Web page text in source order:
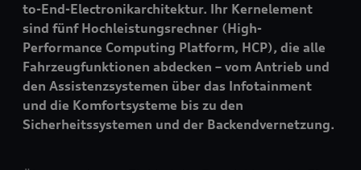
to-End-Electronikarchitektur. Ihr Kernelement
sind fünf Hochleistungsrechner (High-
Performance Computing Platform, HCP), die alle
Fahrzeugfunktionen abdecken – vom Antrieb und
den Assistenzsystemen über das Infotainment
und die Komfortsysteme bis zu den
Sicherheitssystemen und der Backendvernetzung.